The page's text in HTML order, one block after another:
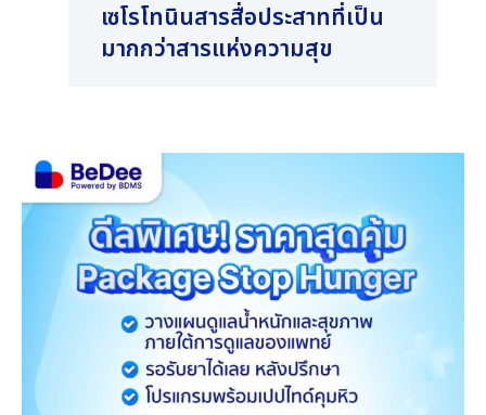
เซโรโทนินสารสื่อประสาทที่เป็น
มากกว่าสารแห่งความสุข